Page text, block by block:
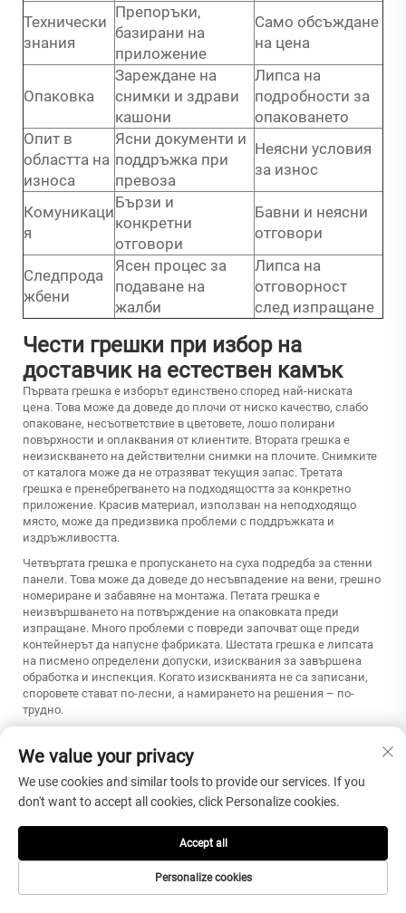
Технически
знания
Препоръки,
базирани на
приложение
Само обсъждане
на цена
Опаковка
Зареждане на
снимки и здрави
кашони
Липса на
подробности за
опаковането
Опит в
областта на
износа
Ясни документи и
поддръжка при
превоза
Неясни условия
за износ
Комуникаци
я
Бързи и
конкретни
отговори
Бавни и неясни
отговори
Следпрода
жбени
Ясен процес за
подаване на
жалби
Липса на
отговорност
след изпращане
Чести грешки при избор на
доставчик на естествен камък
Първата грешка е изборът единствено според най-ниската
цена. Това може да доведе до плочи от ниско качество, слабо
опаковане, несъответствие в цветовете, лошо полирани
повърхности и оплаквания от клиентите. Втората грешка е
неизискването на действителни снимки на плочите. Снимките
от каталога може да не отразяват текущия запас. Третата
грешка е пренебрегването на подходящостта за конкретно
приложение. Красив материал, използван на неподходящо
място, може да предизвика проблеми с поддръжката и
издръжливостта.
Четвъртата грешка е пропускането на суха подредба за стенни
панели. Това може да доведе до несъвпадение на вени, грешно
номериране и забавяне на монтажа. Петата грешка е
неизвършването на потвърждение на опаковката преди
изпращане. Много проблеми с повреди започват още преди
контейнерът да напусне фабриката. Шестата грешка е липсата
на писмено определени допуски, изисквания за завършена
обработка и инспекция. Когато изискванията не са записани,
споровете стават по-лесни, а намирането на решения – по-
трудно.
Ако това е вашата поръчка,
изберете тази стратегия за
доставчици
Ако имате
за големи
Доставчик със склад
за плочи и
без снимки на
We value your privacy
We use cookies and similar tools to provide our services. If you
don't want to accept all cookies, click Personalize cookies.
Personalize cookies
Accept all